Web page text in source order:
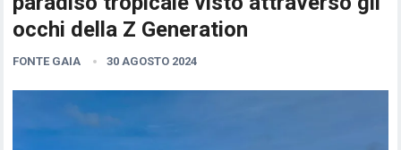
occhi della Z Generation
FONTE GAIA 30 AGOSTO 2024